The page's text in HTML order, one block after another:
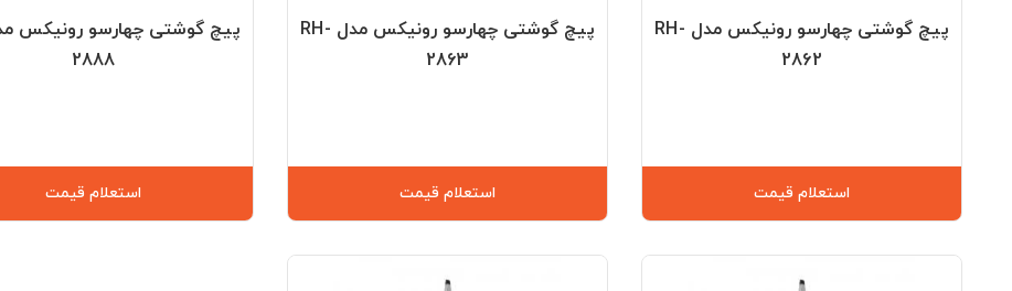
پیچ گوشتی چهارسو رونیکس مدل RH-
2862
استعلام قیمت
پیچ گوشتی چهارسو رونیکس مدل RH-
2863
استعلام قیمت
2888
استعلام قیمت